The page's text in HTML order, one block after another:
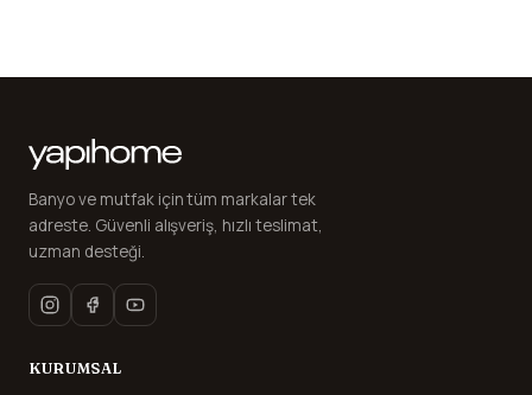
Banyo ve mutfak için tüm markalar tek
adreste. Güvenli alışveriş, hızlı teslimat,
uzman desteği.
KURUMSAL